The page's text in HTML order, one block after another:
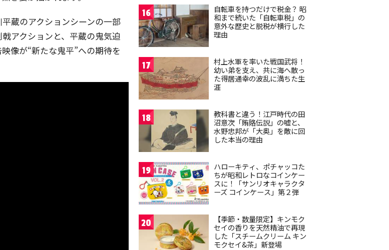
蔵のアクションシーンの一部
アクションと、平蔵の鬼気迫
像が“新たな鬼平”への期待を
16
自転車を持つだけで税金？ 昭
和まで続いた「自転車税」の
意外な歴史と脱税が横行した
理由
17
村上水軍を率いた戦国武将！
幼い弟を支え、共に海へ散っ
た得居通幸の波乱に満ちた生
涯
18
教科書と違う！江戸時代の田
沼意次「賄賂伝説」の嘘と、
水野忠邦が「大奥」を敵に回
した本当の理由
19
ハローキティ、ポチャッコた
ちが昭和レトロなコインケー
スに！「サンリオキャラクタ
ーズ コインケース」第２弾
20
【季節・数量限定】キンモク
セイの香りを天然精油で再現
した「スチームクリーム キン
モクセイ&茶」新登場